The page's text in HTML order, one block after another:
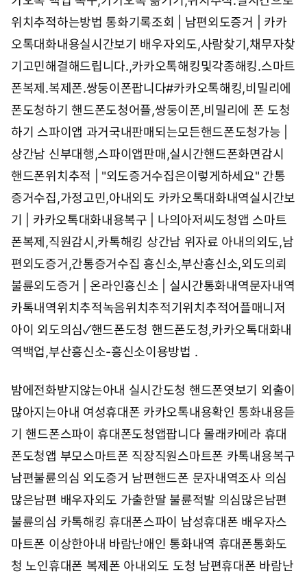
위치추적하는방법 통화기록조회 | 남편외도증거 | 카카
오톡대화내용실시간보기 배우자외도,사람찾기,채무자찾
기고민해결해드립니다.,카카오톡해킹및각종해킹.스마트
폰복제.복제폰.쌍둥이폰팝니다#카카오톡해킹,비밀리에
폰도청하기 핸드폰도청어플,쌍둥이폰,비밀리에 폰 도청
하기 스파이앱 과거국내판매되는모든핸드폰도청가능 |
상간남 신부대행,스파이앱판매,실시간핸드폰화면감시
핸드폰위치추적 | "외도증거수집은이렇게하세요" 간통
증거수집,가정고민,아내외도 카카오톡대화내역실시간보
기 | 카카오톡대화내용복구 | 나의아저씨도청앱 스마트
폰복제,직원감시,카톡해킹 상간남 위자료 아내의외도,남
편외도증거,간통증거수집 흥신소,부산흥신소,외도의뢰
불륜외도증거 | 온라인흥신소 | 실시간통화내역문자내역
카톡내역위치추적녹음위치추적기위치추적어플매니저
아이 외도의심✓핸드폰도청 핸드폰도청,카카오톡대화내
역백업,부산흥신소-흥신소이용방법 .
밤에전화받지않는아내 실시간도청 핸드폰엿보기 외출이
많아지는아내 여성휴대폰 카카오톡내용확인 통화내용듣
기 핸드폰스파이 휴대폰도청앱팝니다 몰래카메라 휴대
폰도청앱 부모스마트폰 직장직원스마트폰 카톡내용복구
남편불륜의심 외도증거 남편핸드폰 문자내역조사 의심
많은남편 배우자외도 가출한딸 불륜적발 의심많은남편
불륜의심 카톡해킹 휴대폰스파이 남성휴대폰 배우자스
마트폰 이상한아내 바람난애인 통화내역 휴대폰통화도
청 노인휴대폰 복제폰 아내외도 도청 남편휴대폰 바람난